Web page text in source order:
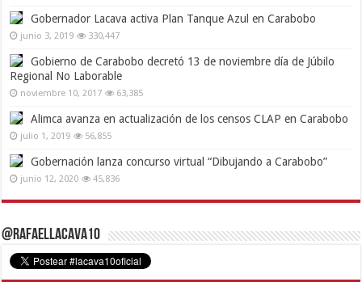
Gobernador Lacava activa Plan Tanque Azul en Carabobo
junio 3, 2019 330,447
Gobierno de Carabobo decretó 13 de noviembre día de Júbilo
Regional No Laborable
noviembre 10, 2017 63,385
Alimca avanza en actualización de los censos CLAP en Carabobo
julio 1, 2019 56,855
Gobernación lanza concurso virtual “Dibujando a Carabobo”
junio 12, 2020 45,836
@RafaelLacava10